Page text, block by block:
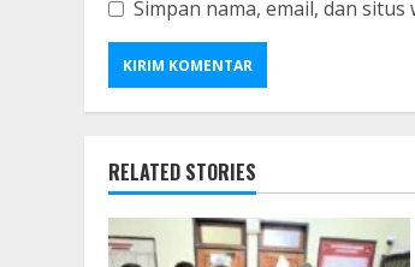
Simpan nama, email, dan
RELATED STORIES